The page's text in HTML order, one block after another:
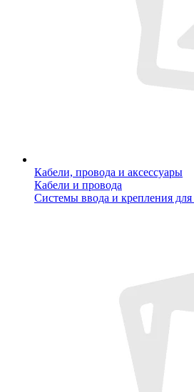
Кабели, провода и аксессуары
Кабели и провода
Системы ввода и крепления для